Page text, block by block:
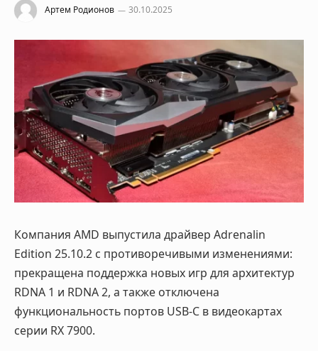
Артем Родионов 30.10.2025
Компания AMD выпустила драйвер Adrenalin
Edition 25.10.2 с противоречивыми изменениями:
прекращена поддержка новых игр для архитектур
RDNA 1 и RDNA 2, а также отключена
функциональность портов USB-C в видеокартах
серии RX 7900.